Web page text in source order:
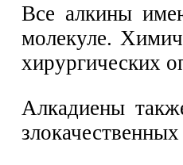
Все алкины
молекуле.
хирургических
Алкадиены